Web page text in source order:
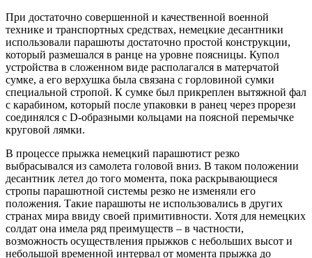
При достаточно совершенной и качественной военной
технике и транспортных средствах, немецкие десантники
использовали парашюты достаточно простой конструкции,
который размешался в ранце на уровне поясницы. Купол
устройства в сложенном виде располагался в матерчатой
сумке, а его верхушка была связана с горловиной сумки
специальной стропой. К сумке был прикреплен вытяжной фал
с карабином, который после упаковки в ранец через прорези
соединялся с D-образными кольцами на поясной перемычке
круговой лямки.
В процессе прыжка немецкий парашютист резко
выбрасывался из самолета головой вниз. В таком положении
десантник летел до того момента, пока раскрывающиеся
стропы парашютной системы резко не изменяли его
положения. Такие парашюты не использовались в других
странах мира ввиду своей примитивности. Хотя для немецких
солдат она имела ряд преимуществ – в частности,
возможность осуществления прыжков с небольших высот и
небольшой временной интервал от момента прыжка до